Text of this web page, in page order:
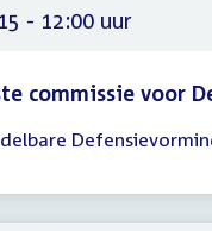
- 12:00 uur
commissie voor